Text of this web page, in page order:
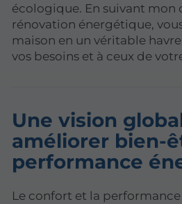
écologique. En suivant mon
rénovation énergétique,
maison en un véritable
vos besoins et à ceux de
Une vision
améliorer bien-
performance
Le confort et la